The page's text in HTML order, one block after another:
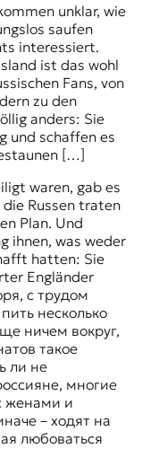
unklar, wie
saufen
interessiert.
ist das wohl
Fans, von
zu den
anders: Sie
und schaffen es
[…]
waren, gab es
die Russen traten
Plan. Und
ihnen, was weder
hatten: Sie
Engländer
с трудом
несколько
ничем вокруг,
такое
ли не
многие
женами и
– ходят на
любоваться